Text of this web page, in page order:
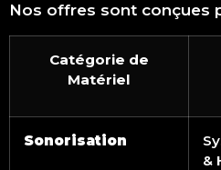
Nos offres sont conçues
Catégorie de
Matériel
Sonorisation
&